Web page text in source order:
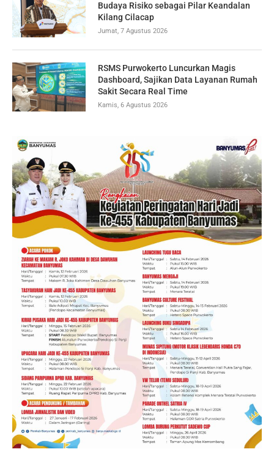
Budaya Risiko sebagai Pilar Keandalan
Kilang Cilacap
Jumat, 7 Agustus 2026
RSMS Purwokerto Luncurkan Magis
Dashboard, Sajikan Data Layanan Rumah
Sakit Secara Real Time
Kamis, 6 Agustus 2026